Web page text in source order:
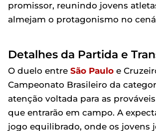
promissor, reunindo jovens
almejam o protagonismo no
Detalhes da Partida e
O duelo entre São Paulo e
Campeonato Brasileiro da
atenção voltada para as
que entrarão em campo. A
jogo equilibrado, onde os jovens